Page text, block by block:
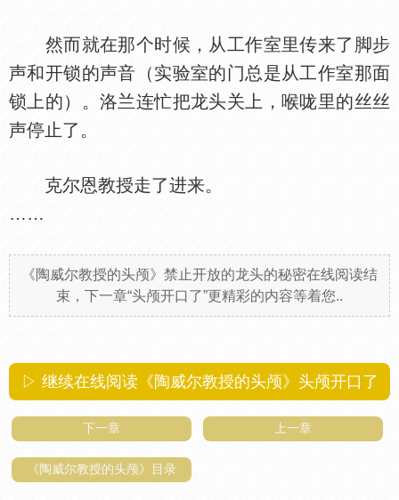
然而就在那个时候，从工作室里传来了脚步
声和开锁的声音（实验室的门总是从工作室那面
锁上的）。洛兰连忙把龙头关上，喉咙里的丝丝
声停止了。
克尔恩教授走了进来。
……
《陶威尔教授的头颅》禁止开放的龙头的秘密在线阅读结
束，下一章“头颅开口了”更精彩的内容等着您..
▷ 继续在线阅读《陶威尔教授的头颅》头颅开口了
下一章 上一章
《陶威尔教授的头颅》目录